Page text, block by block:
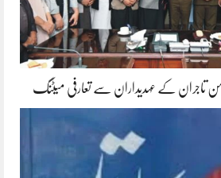
تاجران کے عہدیداران سے تعارفی میٹنگ